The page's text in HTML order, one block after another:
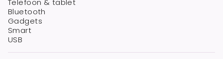
Telefoon & tablet
Bluetooth
Gadgets
Smart
USB